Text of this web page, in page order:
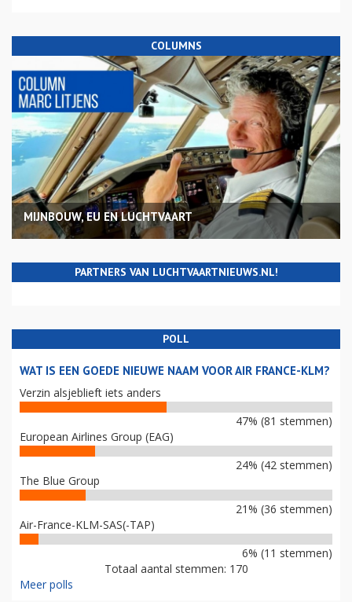
COLUMNS
MIJNBOUW, EU EN LUCHTVAART
PARTNERS VAN LUCHTVAARTNIEUWS.NL!
POLL
WAT IS EEN GOEDE NIEUWE NAAM VOOR AIR FRANCE-KLM?
Verzin alsjeblieft iets anders
47% (81 stemmen)
European Airlines Group (EAG)
24% (42 stemmen)
The Blue Group
21% (36 stemmen)
Air-France-KLM-SAS(-TAP)
6% (11 stemmen)
Totaal aantal stemmen: 170
Meer polls